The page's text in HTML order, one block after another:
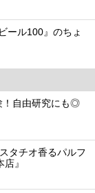
ール100』のちょ
！自由研究にも◎
タチオ香るパルフ
』